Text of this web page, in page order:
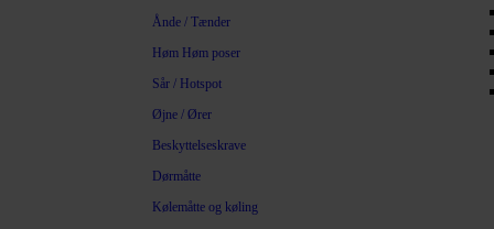
Ånde / Tænder
Høm Høm poser
Sår / Hotspot
Øjne / Ører
Beskyttelseskrave
Dørmåtte
Kølemåtte og køling